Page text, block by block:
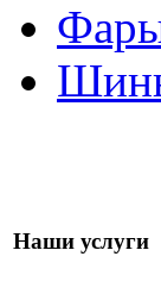
Наши услуги